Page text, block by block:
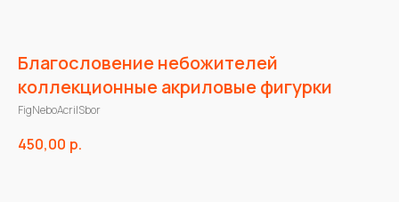
Благословение небожителей
коллекционные акриловые фигурки
FigNeboAcrilSbor
450,00 р.